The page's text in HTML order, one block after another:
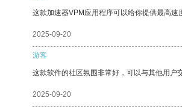
这款加速器VPM应用程序可以给你提供最高速
2025-09-20
游客
这款软件的社区氛围非常好，可以与其他用户
2025-09-20